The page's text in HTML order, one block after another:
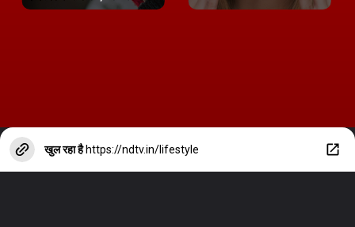
खुल रहा हैhttps://ndtv.in/lifestyle